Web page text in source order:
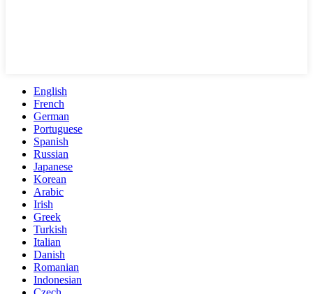
English
French
German
Portuguese
Spanish
Russian
Japanese
Korean
Arabic
Irish
Greek
Turkish
Italian
Danish
Romanian
Indonesian